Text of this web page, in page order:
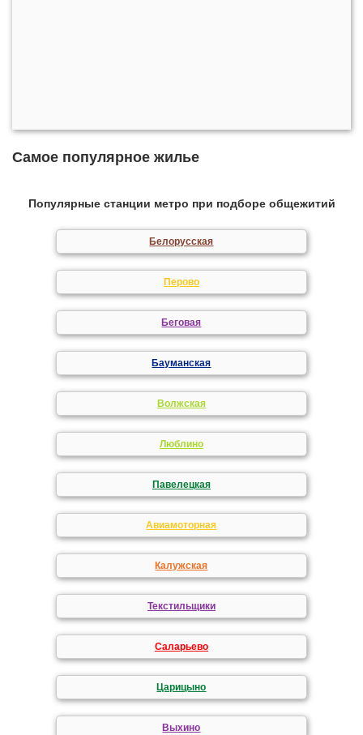
Самое популярное жилье
Популярные станции метро при подборе общежитий
Белорусская
Перово
Беговая
Бауманская
Волжская
Люблино
Павелецкая
Авиамоторная
Калужская
Текстильщики
Саларьево
Царицыно
Выхино